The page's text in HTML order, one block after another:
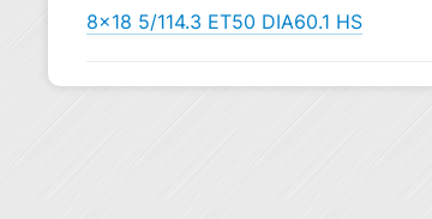
8×18 5/114.3 ET50 DIA60.1 HS